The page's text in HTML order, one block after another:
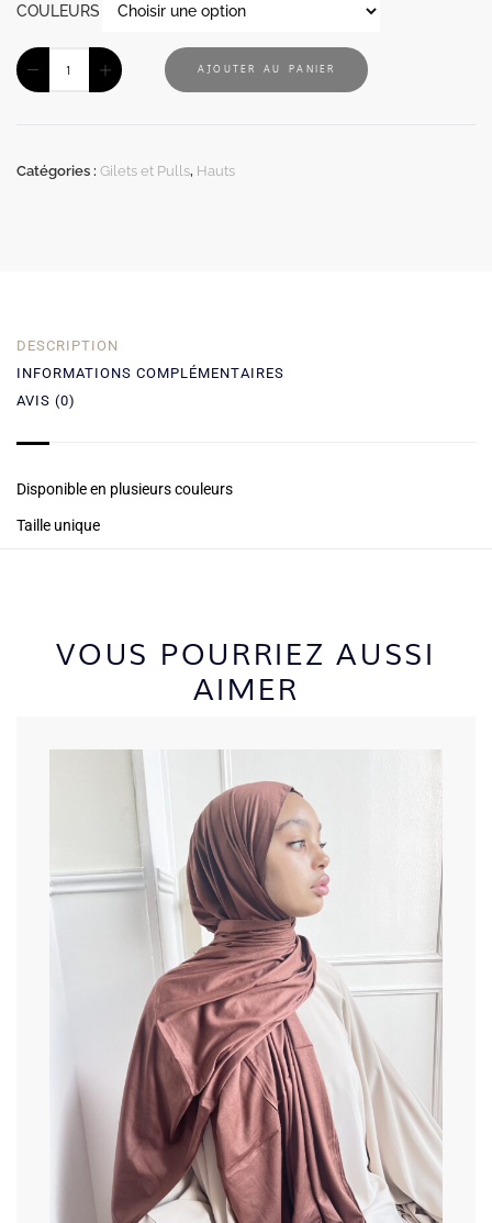
COULEURS
AJOUTER AU PANIER
Catégories : Gilets et Pulls, Hauts
DESCRIPTION
INFORMATIONS COMPLÉMENTAIRES
AVIS (0)
Disponible en plusieurs couleurs
Taille unique
VOUS POURRIEZ AUSSI
AIMER